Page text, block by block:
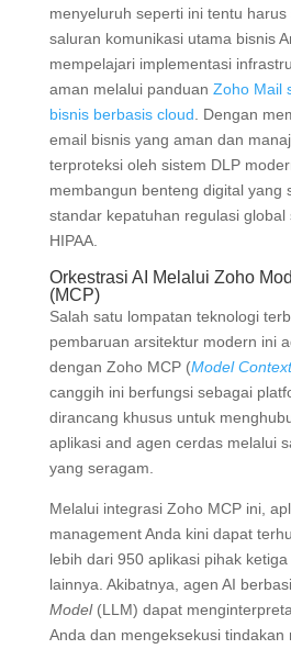
menyeluruh seperti ini tentu
saluran komunikasi utama bisnis
mempelajari implementasi
aman melalui panduan Zoho Mail
bisnis berbasis cloud . Dengan
email bisnis yang aman dan
terproteksi oleh sistem DLP
membangun benteng digital yang
standar kepatuhan regulasi global
HIPAA.
Orkestrasi AI Melalui Zoho
(MCP)
Salah satu lompatan teknologi
pembaruan arsitektur modern ini
dengan Zoho MCP (Model
canggih ini berfungsi sebagai
dirancang khusus untuk
aplikasi and agen cerdas melalui
yang seragam.
Melalui integrasi Zoho MCP ini,
management Anda kini dapat
lebih dari 950 aplikasi pihak
lainnya. Akibatnya, agen AI
Model(LLM) dapat
Anda dan mengeksekusi tindakan